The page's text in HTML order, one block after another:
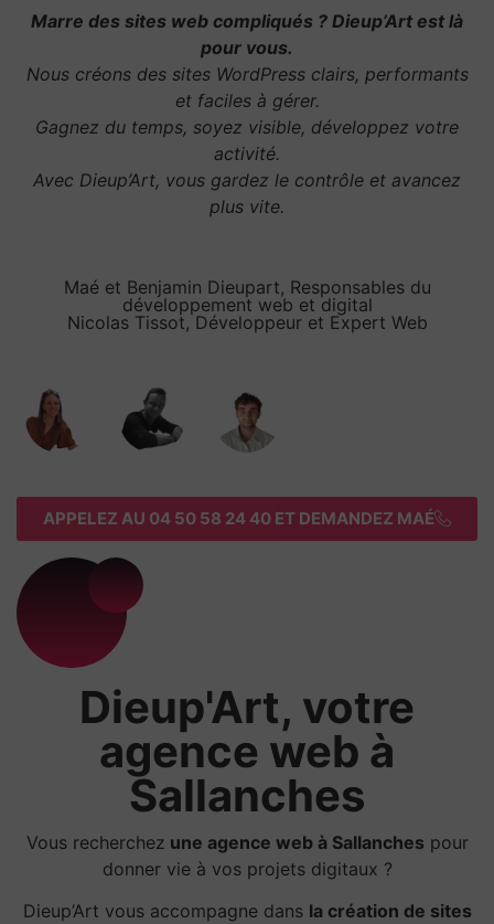
Marre des sites web compliqués ? Dieup’Art est là
pour vous.
Nous créons des sites WordPress clairs, performants
et faciles à gérer.
Gagnez du temps, soyez visible, développez votre
activité.
Avec Dieup’Art, vous gardez le contrôle et avancez
plus vite.
Maé et Benjamin Dieupart, Responsables du
développement web et digital
Nicolas Tissot, Développeur et Expert Web
APPELEZ AU 04 50 58 24 40 ET DEMANDEZ MAÉ
Dieup'Art, votre
agence web à
Sallanches
Vous recherchez une agence web à Sallanches pour
donner vie à vos projets digitaux ?
Dieup’Art vous accompagne dans la création de sites